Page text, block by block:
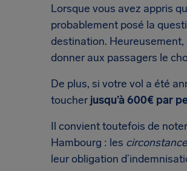
Lorsque vous avez appris
probablement posé la
destination. Heureusement,
donner aux passagers le
De plus, si votre vol a été
toucher jusqu’à 600€ par
Il convient toutefois de
Hambourg : les
leur obligation